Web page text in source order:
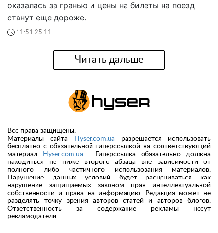
оказалась за гранью и цены на билеты на поезд
станут еще дороже.
11:51 25.11
Читать дальше
Все права защищены.
Материалы сайта
Hyser.com.ua разрешается использовать
бесплатно с обязательной гиперссылкой на соответствующий
материал
Hyser.com.ua . Гиперссылка обязательно должна
находиться не ниже второго абзаца вне зависимости от
полного либо частичного использования материалов.
Нарушение данных условий будет расцениваться как
нарушение защищаемых законом прав интеллектуальной
собственности и права на информацию. Редакция может не
разделять точку зрения авторов статей и авторов блогов.
Ответственность за содержание рекламы несут
рекламодатели.